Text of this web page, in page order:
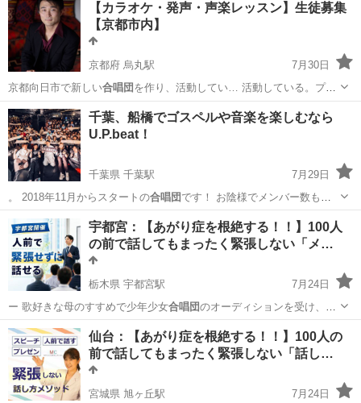
【カラオケ・発声・声楽レッスン】生徒募集
【京都市内】
京都府 烏丸駅
7月30日
京都向日市で新しい合唱団 を作り、活動してい… 活動している。プロ
合唱団である神戸市混声合… sに所属。淀川混声合唱団男声ボイスト
レーナ… 日市で自身の新しい合唱団 「Chorus S…
京都 京都市 烏丸駅 ボーカル 声楽
千葉、船橋でゴスペルや音楽を楽しむなら
U.P.beat！
千葉県 千葉駅
7月29日
。 2018年11月からスタートの合唱団 です！ お陰様でメンバー数も全
体…
千葉市 千葉駅 その他
宇都宮：【あがり症を根絶する！！】100人
の前で話してもまったく緊張しない「メ…
栃木県 宇都宮駅
7月24日
ー 歌好きな母のすすめで少年少女合唱団のオーディションを受け、小
学1年生から…
栃木 宇都宮市 宇都宮駅 話し方
仙台：【あがり症を根絶する！！】100人の
前で話してもまったく緊張しない「話し…
宮城県 旭ヶ丘駅
7月24日